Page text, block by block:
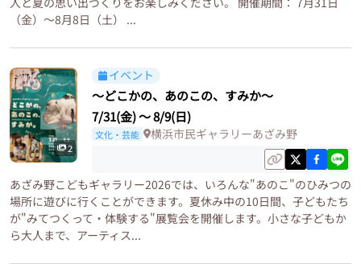
（金）～8月8日（土） ...
2
イベント
〜どこかの、あのこの、すみか〜
7/31(金)〜8/9(日)
文化・芸能 横浜市民ギャラリーあざみ野
あざみ野こどもギャラリー2026では、いろんな"あのこ"のひみつの
場所に遊びに行くことができます。夏休み中の10日間、子どもたち
が"みてつくって・体験する"展覧会を開催します。小さな子どもか
ら大人まで、アーティス...